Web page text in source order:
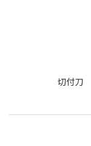
切付刀